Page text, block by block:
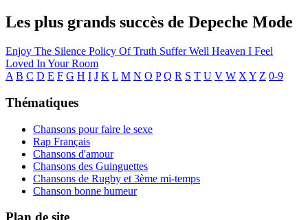
Les plus grands succès de Depeche Mode
Enjoy The Silence Policy Of Truth Suffer Well Heaven I Feel
Loved In Your Room
A B C D E F G H I J K L M N O P Q R S T U V W X Y Z 0-9
Thématiques
Chansons pour faire le sexe
Rap Français
Chansons d'amour
Chansons des Guinguettes
Chansons de Rugby et 3ème mi-temps
Chanson bonne humeur